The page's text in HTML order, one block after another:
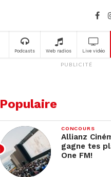
Podcasts Web radios Live vidéo
PUBLICITÉ
Populaire
CONCOURS
Allianz
gagne tes
One FM!